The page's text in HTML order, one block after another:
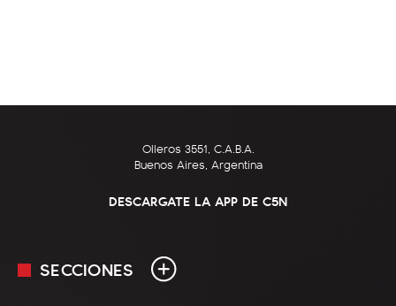
Olleros 3551, C.A.B.A.
Buenos Aires, Argentina
DESCARGATE LA APP DE C5N
SECCIONES